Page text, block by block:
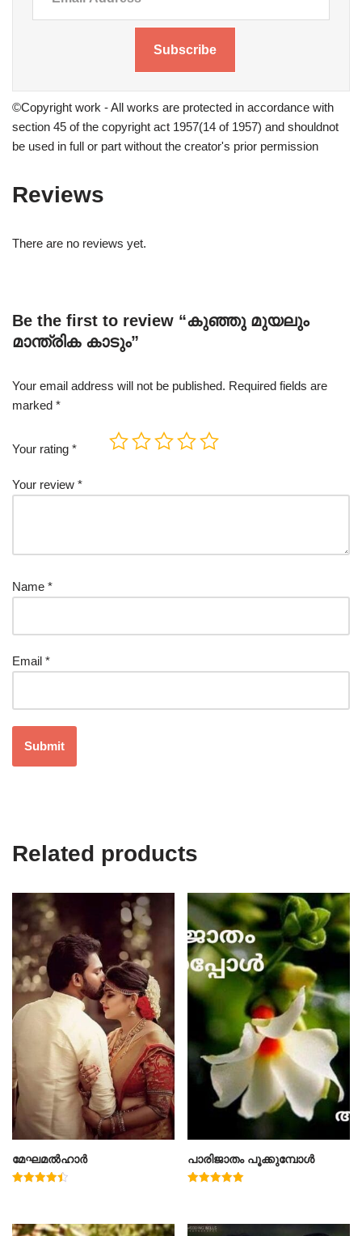
Subscribe
©Copyright work - All works are protected in accordance with
section 45 of the copyright act 1957(14 of 1957) and shouldnot
be used in full or part without the creator's prior permission
Reviews
There are no reviews yet.
Be the first to review “കുഞ്ഞു മുയലും
മാന്ത്രിക കാടും”
Your email address will not be published. Required fields are
marked *
Your rating *
Your review *
Name *
Email *
Related products
മേഘമൽഹാർ പാരിജാതം പൂക്കുമ്പോൾ